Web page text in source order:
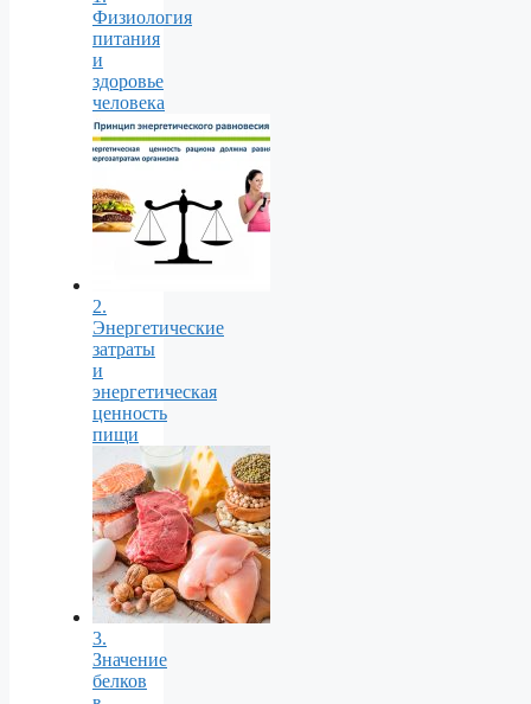
Физиология
питания
и
здоровье
человека
2.
Энергетические
затраты
и
энергетическая
ценность
пищи
3.
Значение
белков